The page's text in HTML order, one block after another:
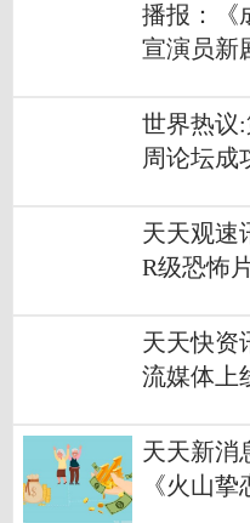
播报：《
宣演员新
世界热议
周论坛成
天天观速
R级恐怖
天天快资
流媒体上
天天新消
《火山